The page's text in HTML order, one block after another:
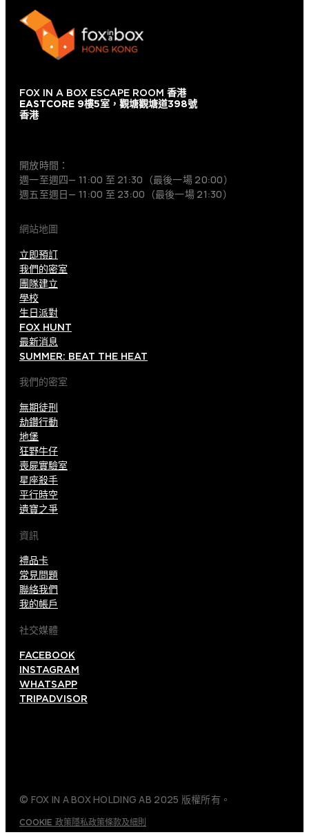
FOX IN A BOX ESCAPE ROOM 香港
EASTCORE 9樓5室，觀塘觀塘道398號
香港
開放時間：
週一至週四— 11:00 至 21:30（最後一場 20:00）
週五至週日— 11:00 至 23:00（最後一場 21:30）
網站地圖
立即預訂
我們的密室
團隊建立
學校
生日派對
FOX HUNT
最新消息
SUMMER: BEAT THE HEAT
我們的密室
無期徒刑
劫鑽行動
地堡
狂野牛仔
喪屍實驗室
星座殺手
平行時空
遺寶之爭
資訊
禮品卡
常見問題
聯絡我們
我的帳戶
社交媒體
FACEBOOK
INSTAGRAM
WHATSAPP
TRIPADVISOR
© FOX IN A BOX HOLDING AB 2025 版權所有。
COOKIE 政策隱私政策條款及細則